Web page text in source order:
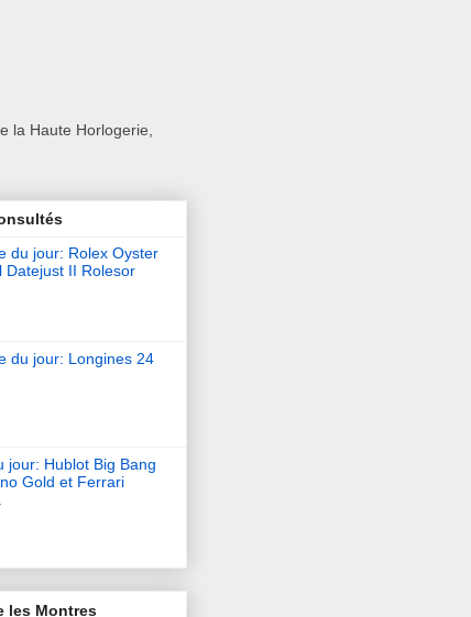
la Haute Horlogerie,
du jour: Rolex Oyster
Datejust II Rolesor
du jour: Longines 24
jour: Hublot Big Bang
Gold et Ferrari
les Montres